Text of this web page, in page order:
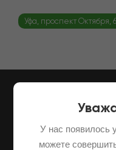
Уфа, проспект Октября,
НАШИ
У нас появилось
можете